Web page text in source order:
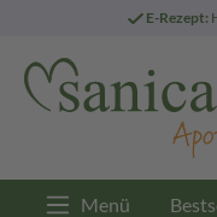
E-Rezept:
Menü